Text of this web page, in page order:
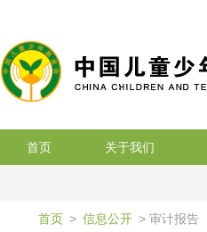
搜索
首页 关于我们
首页 > 信息公开 > 审计报告